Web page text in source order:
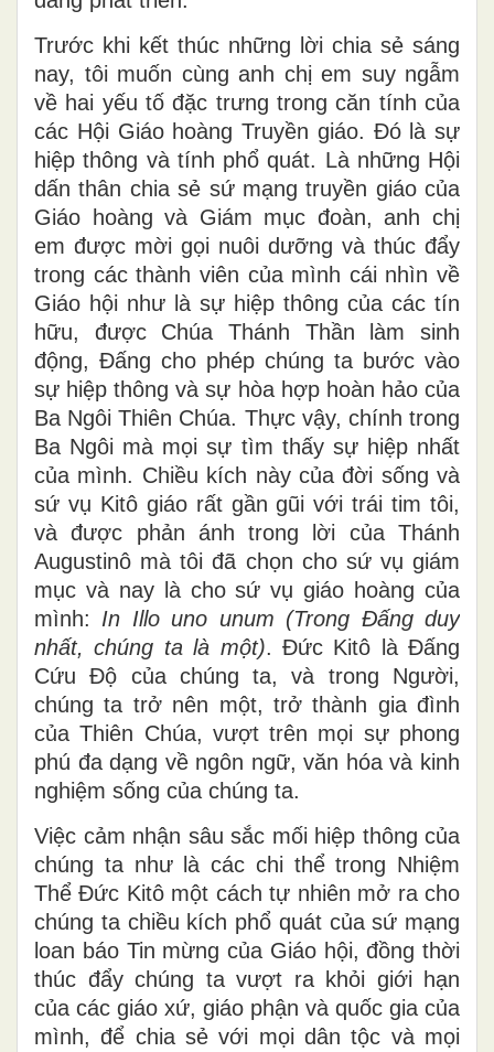
Trước khi kết thúc những lời chia sẻ sáng
nay, tôi muốn cùng anh chị em suy ngẫm
về hai yếu tố đặc trưng trong căn tính của
các Hội Giáo hoàng Truyền giáo. Đó là sự
hiệp thông và tính phổ quát. Là những Hội
dấn thân chia sẻ sứ mạng truyền giáo của
Giáo hoàng và Giám mục đoàn, anh chị
em được mời gọi nuôi dưỡng và thúc đẩy
trong các thành viên của mình cái nhìn về
Giáo hội như là sự hiệp thông của các tín
hữu, được Chúa Thánh Thần làm sinh
động, Đấng cho phép chúng ta bước vào
sự hiệp thông và sự hòa hợp hoàn hảo của
Ba Ngôi Thiên Chúa. Thực vậy, chính trong
Ba Ngôi mà mọi sự tìm thấy sự hiệp nhất
của mình. Chiều kích này của đời sống và
sứ vụ Kitô giáo rất gần gũi với trái tim tôi,
và được phản ánh trong lời của Thánh
Augustinô mà tôi đã chọn cho sứ vụ giám
mục và nay là cho sứ vụ giáo hoàng của
mình: In Illo uno unum (Trong Đấng duy
nhất, chúng ta là một). Đức Kitô là Đấng
Cứu Độ của chúng ta, và trong Người,
chúng ta trở nên một, trở thành gia đình
của Thiên Chúa, vượt trên mọi sự phong
phú đa dạng về ngôn ngữ, văn hóa và kinh
nghiệm sống của chúng ta.
Việc cảm nhận sâu sắc mối hiệp thông của
chúng ta như là các chi thể trong Nhiệm
Thể Đức Kitô một cách tự nhiên mở ra cho
chúng ta chiều kích phổ quát của sứ mạng
loan báo Tin mừng của Giáo hội, đồng thời
thúc đẩy chúng ta vượt ra khỏi giới hạn
của các giáo xứ, giáo phận và quốc gia của
mình, để chia sẻ với mọi dân tộc và mọi